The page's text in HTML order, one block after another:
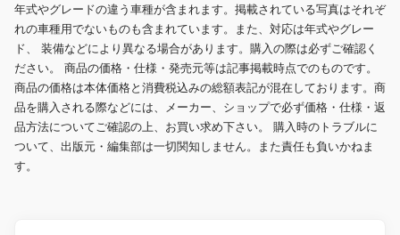
年式やグレードの違う車種が含まれます。掲載されている写真はそれぞ
れの車種用でないものも含まれています。また、対応は年式やグレー
ド、 装備などにより異なる場合があります。購入の際は必ずご確認く
ださい。 商品の価格・仕様・発売元等は記事掲載時点でのものです。
商品の価格は本体価格と消費税込みの総額表記が混在しております。商
品を購入される際などには、メーカー、ショップで必ず価格・仕様・返
品方法についてご確認の上、お買い求め下さい。 購入時のトラブルに
ついて、出版元・編集部は一切関知しません。また責任も負いかねま
す。